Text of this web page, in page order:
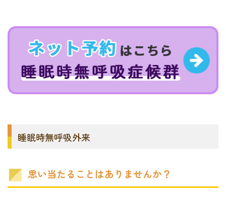
睡眠時無呼吸外来
思い当たることはありませんか？